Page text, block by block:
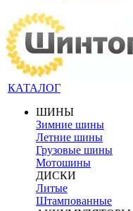
КАТАЛОГ
ШИНЫ
Зимние шины
Летние шины
Грузовые шины
Мотошины
ДИСКИ
Литые
Штампованные